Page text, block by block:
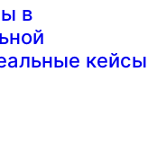
в
кейсы